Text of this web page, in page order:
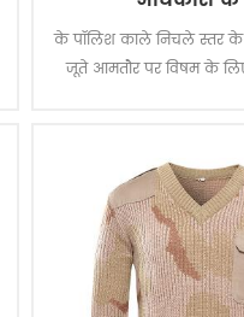
के पॉलिश काले निचले स्तर
जूते आमतौर पर विषम के
घटनाओं के लिए